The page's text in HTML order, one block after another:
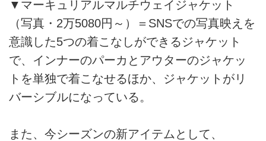
▼マーキュリアルマルチウェイジャケット
（写真・2万5080円～）＝SNSでの写真映えを
意識した5つの着こなしができるジャケット
で、インナーのパーカとアウターのジャケッ
トを単独で着こなせるほか、ジャケットがリ
バーシブルになっている。
また、今シーズンの新アイテムとして、